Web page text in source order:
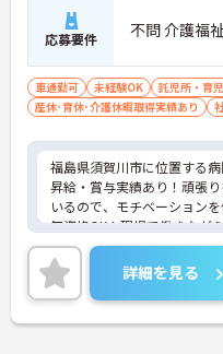
応募要件 不問 介護福
車通勤可 未経験OK 託児所・育
産休･育休･介護休暇取得実績あり
福島県須賀川市に位置する病
昇給・賞与実績あり！頑張
いるので、モチベーション
無資格OK！現場で働きなが
ができます。
ご興味をお持ちの方はお気軽
い。
詳細を見る